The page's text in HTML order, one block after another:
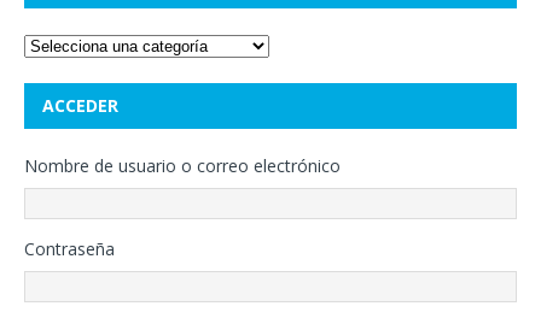
ACCEDER
Nombre de usuario o correo electrónico
Contraseña